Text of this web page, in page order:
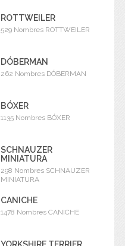
ROTTWEILER
529 Nombres ROTTWEILER
DÓBERMAN
262 Nombres DÓBERMAN
BÓXER
1135 Nombres BÓXER
SCHNAUZER
MINIATURA
298 Nombres SCHNAUZER
MINIATURA
CANICHE
1478 Nombres CANICHE